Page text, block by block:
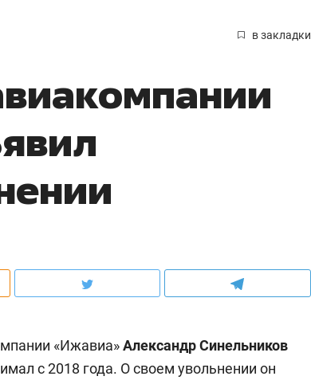
в закладки
«Ижавиа»Александр Синельников
с 2018 года. О своем увольнении он